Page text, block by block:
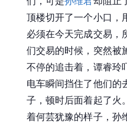
顶楼切开了一个小口，
必须在今天完成交易，
们交易的时候，突然被
不停的追击着，谭睿玲
电车瞬间挡住了他们的
子，顿时后面着起了火
着何芸犹豫的样子，孙